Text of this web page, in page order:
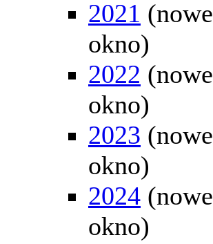
2021 (nowe
okno)
2022 (nowe
okno)
2023 (nowe
okno)
2024 (nowe
okno)